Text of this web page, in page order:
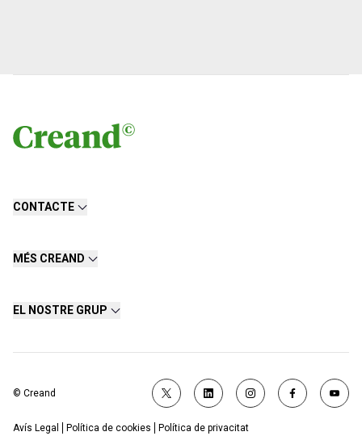
CONTACTE
MÉS CREAND
EL NOSTRE GRUP
© Creand
Avís Legal Política de cookies Política de privacitat